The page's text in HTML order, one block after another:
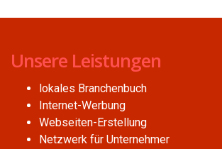
Unsere Leistungen
lokales Branchenbuch
Internet-Werbung
Webseiten-Erstellung
Netzwerk für Unternehmer